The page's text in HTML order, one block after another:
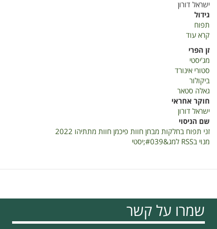
ישראל דורון
גידול
תפוח
קרא עוד
מבחן
פיכמן
חוות
מתתיהו
2022
זן הפרי
מג'יסטי
סטורי אינורד
ביקולור
גאלה סטאר
חוקר אחראי
ישראל דורון
שם הניסוי
זני תפוח בחלקות מבחן חוות פיכמן חוות מתתיהו 2022
מנוי בRSS למג&#039;יסטי
שמרו על קשר